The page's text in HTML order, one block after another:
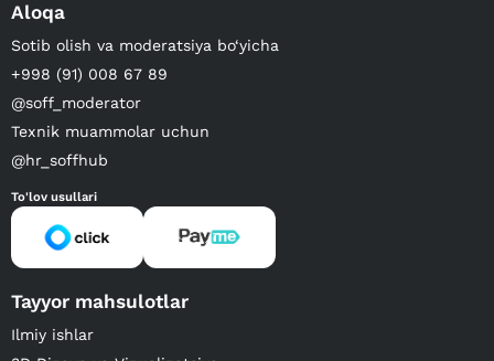
Aloqa
Sotib olish va moderatsiya bo‘yicha
+998 (91) 008 67 89
@soff_moderator
Texnik muammolar uchun
@hr_soffhub
To'lov usullari
Tayyor mahsulotlar
Ilmiy ishlar